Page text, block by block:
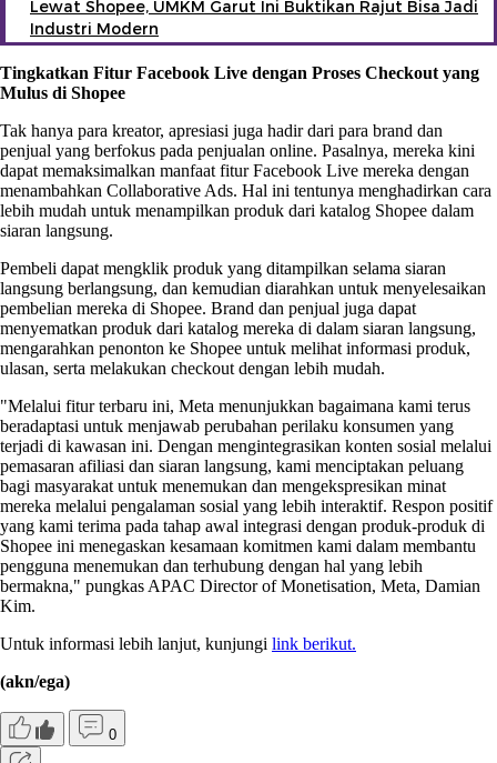
Lewat Shopee, UMKM Garut Ini Buktikan Rajut Bisa Jadi
Industri Modern
Tingkatkan Fitur Facebook Live dengan Proses Checkout yang
Mulus di Shopee
Tak hanya para kreator, apresiasi juga hadir dari para brand dan
penjual yang berfokus pada penjualan online. Pasalnya, mereka kini
dapat memaksimalkan manfaat fitur Facebook Live mereka dengan
menambahkan Collaborative Ads. Hal ini tentunya menghadirkan cara
lebih mudah untuk menampilkan produk dari katalog Shopee dalam
siaran langsung.
Pembeli dapat mengklik produk yang ditampilkan selama siaran
langsung berlangsung, dan kemudian diarahkan untuk menyelesaikan
pembelian mereka di Shopee. Brand dan penjual juga dapat
menyematkan produk dari katalog mereka di dalam siaran langsung,
mengarahkan penonton ke Shopee untuk melihat informasi produk,
ulasan, serta melakukan checkout dengan lebih mudah.
"Melalui fitur terbaru ini, Meta menunjukkan bagaimana kami terus
beradaptasi untuk menjawab perubahan perilaku konsumen yang
terjadi di kawasan ini. Dengan mengintegrasikan konten sosial melalui
pemasaran afiliasi dan siaran langsung, kami menciptakan peluang
bagi masyarakat untuk menemukan dan mengekspresikan minat
mereka melalui pengalaman sosial yang lebih interaktif. Respon positif
yang kami terima pada tahap awal integrasi dengan produk-produk di
Shopee ini menegaskan kesamaan komitmen kami dalam membantu
pengguna menemukan dan terhubung dengan hal yang lebih
bermakna," pungkas APAC Director of Monetisation, Meta, Damian
Kim.
Untuk informasi lebih lanjut, kunjungi link berikut.
(akn/ega)
0